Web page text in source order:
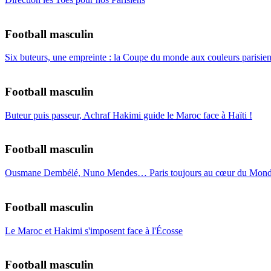
Football masculin
Six buteurs, une empreinte : la Coupe du monde aux couleurs
Football masculin
Buteur puis passeur, Achraf Hakimi guide le Maroc face à Haïti !
Football masculin
Ousmane Dembélé, Nuno Mendes… Paris toujours au cœur du
Football masculin
Le Maroc et Hakimi s'imposent face à l'Écosse
Football masculin